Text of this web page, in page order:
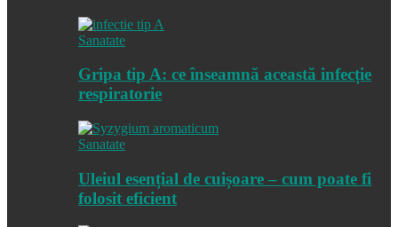
Sanatate
Gripa tip A: ce înseamnă această infecție
respiratorie
Sanatate
Uleiul esențial de cuișoare – cum poate fi
folosit eficient